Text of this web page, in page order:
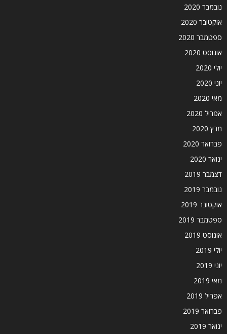
נובמבר 2020
אוקטובר 2020
ספטמבר 2020
אוגוסט 2020
יולי 2020
יוני 2020
מאי 2020
אפריל 2020
מרץ 2020
פברואר 2020
ינואר 2020
דצמבר 2019
נובמבר 2019
אוקטובר 2019
ספטמבר 2019
אוגוסט 2019
יולי 2019
יוני 2019
מאי 2019
אפריל 2019
פברואר 2019
ינואר 2019